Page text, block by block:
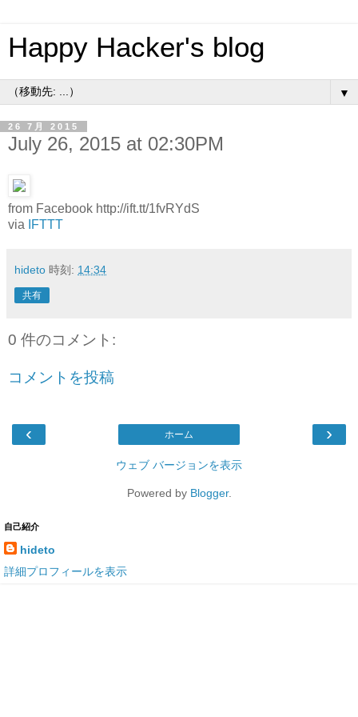
Happy Hacker's blog
▼
26 7月 2015
July 26, 2015 at 02:30PM
from Facebook http://ift.tt/1fvRYdS
via
IFTTT
hideto 時刻: 14:34
共有
0 件のコメント:
コメントを投稿
‹ ›
ホーム
ウェブ バージョンを表示
Powered by Blogger.
自己紹介
hideto
詳細プロフィールを表示